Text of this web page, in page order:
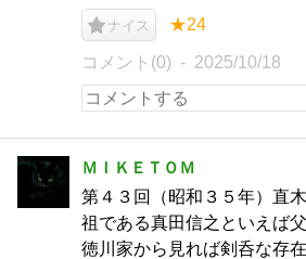
ナイス ★24
コメント(0) 2025/10/18
ＭＩＫＥＴＯＭ
第４３回（昭和３５年）直
祖である真田信之といえば
徳川家から見れば剣呑な存